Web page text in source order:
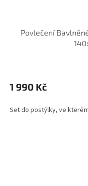
Povlečení
1 990 Kč
Set do postýlky, ve